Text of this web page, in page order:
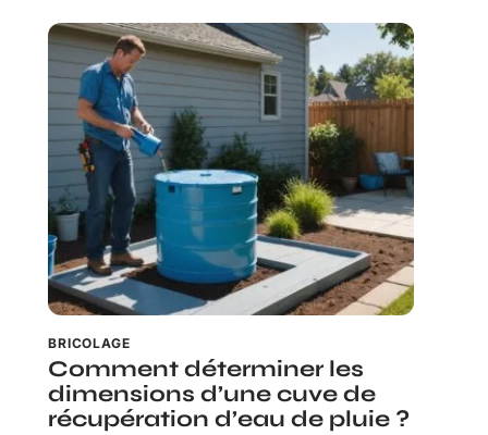
BRICOLAGE
Comment déterminer les
dimensions d’une cuve de
récupération d’eau de pluie ?